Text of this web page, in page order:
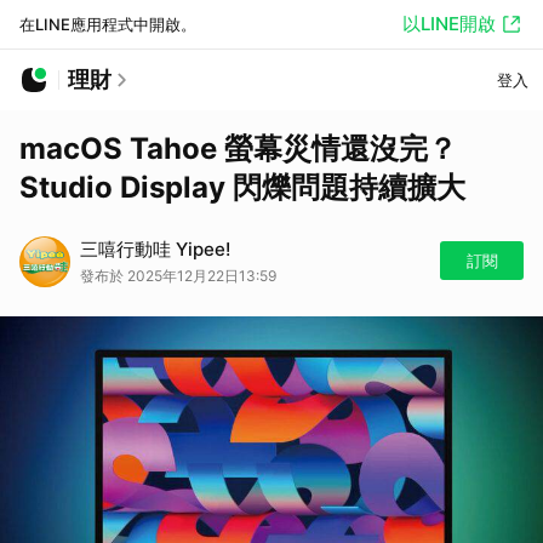
在LINE應用程式中開啟。 以LINE開啟
理財 登入
macOS Tahoe 螢幕災情還沒完？
Studio Display 閃爍問題持續擴大
三嘻行動哇 Yipee!
發布於 2025年12月22日13:59
訂閱